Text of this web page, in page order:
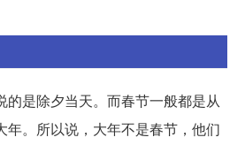
的是除夕当天。而春节一般都是从
年。所以说，大年不是春节，他们